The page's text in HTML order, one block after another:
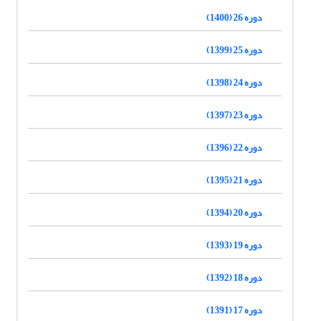
دوره 26 (1400)
دوره 25 (1399)
دوره 24 (1398)
دوره 23 (1397)
دوره 22 (1396)
دوره 21 (1395)
دوره 20 (1394)
دوره 19 (1393)
دوره 18 (1392)
دوره 17 (1391)